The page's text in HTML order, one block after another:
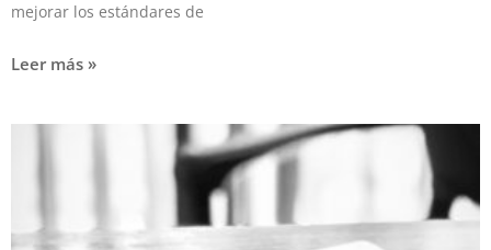
mejorar los estándares de
Leer más »